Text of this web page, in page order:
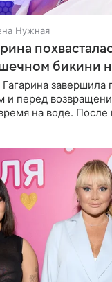
Нужная
бикини
завершила
перед
на воде. После